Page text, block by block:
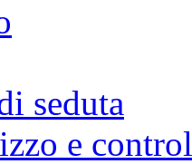
seduta
e